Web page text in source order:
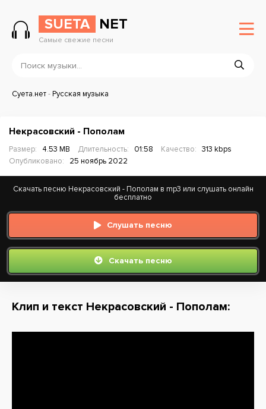
SUETA NET
Самые свежие песни
Суета.нет-Русская музыка
Некрасовский - Пополам
Размер: 4.53 MB Длительность: 01:58 Качество:
313 kbps
Опубликовано:
25 ноябрь 2022
Скачать песню Некрасовский - Пополам в mp3 или слушать онлайн
бесплатно
Слушать песню
Скачать песню
Клип и текст Некрасовский - Пополам: